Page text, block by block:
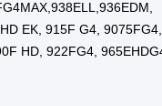
866CN, 855N, 835H, 835N
856H....